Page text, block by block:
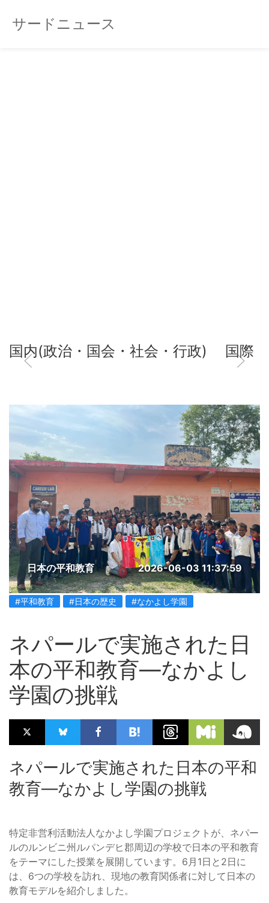
サードニュース
国内(政治・国会・社会・行政) 国際
日本の平和教育 2026-06-03 11:37:59
#平和教育 #日本の歴史 #なかよし学園
ネパールで実施された日
本の平和教育—なかよし
学園の挑戦
ネパールで実施された日本の平和
教育—なかよし学園の挑戦
特定非営利活動法人なかよし学園プロジェクトが、ネパー
ルのルンビニ州ルパンデヒ郡周辺の学校で日本の平和教育
をテーマにした授業を展開しています。6月1日と2日に
は、6つの学校を訪れ、現地の教育関係者に対して日本の
教育モデルを紹介しました。